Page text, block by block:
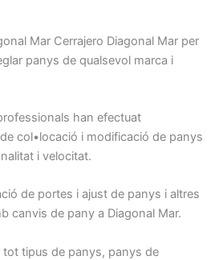
Mar Cerrajero Diagonal Mar per
panys de qualsevol marca i
han efectuat
de col•locació i modificació de panys
i velocitat.
de portes i ajust de panys i altres
canvis de pany a Diagonal Mar.
tot tipus de panys, panys de